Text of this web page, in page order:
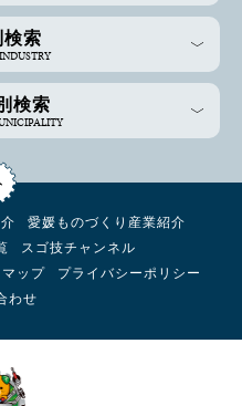
検索
検索
愛媛ものづくり産業紹介
スゴ技チャンネル
ップ
プライバシーポリシー
わせ